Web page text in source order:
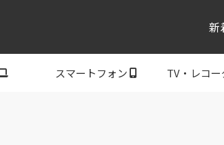
新
スマートフォン TV・レコー